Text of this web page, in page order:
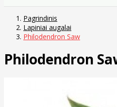
Pagrindinis
Lapiniai augalai
Philodendron Saw
Philodendron